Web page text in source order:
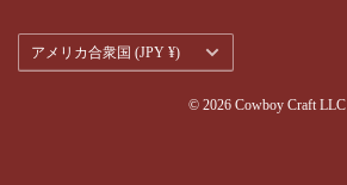
通
アメリカ合衆国 (JPY ¥)
© 2026 Cowboy Craft LLC